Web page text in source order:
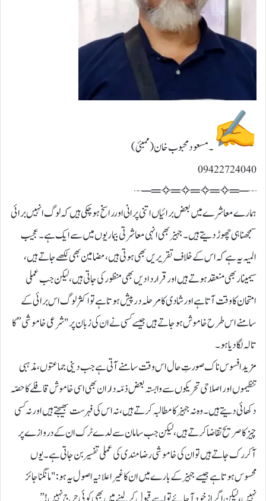
۔مسعود محبوب خان (ممبئی)
09422724040
┄─═✧═✧═✧═✧═─┄
ہمارے معاشرے میں بعض برائیاں اتنی پرانی اور راسخ ہوچکی ہیں کہ لوگ انہیں برائی
سمجھنا ہی چھوڑ دیتے ہیں۔ جہیز بھی انہی معاشرتی بیماریوں میں سے ایک ہے۔ عجیب
المیہ یہ ہے کہ اس کے خلاف تقریریں بھی ہوتی ہیں، مضامین بھی لکھے جاتے ہیں،
سیمینار بھی منعقد ہوتے ہیں اور قراردادیں بھی منظور کی جاتی ہیں، لیکن جب عملی
امتحان کا وقت آتا ہے اور شادی کا مرحلہ درپیش ہوتا ہے تو اکثر لوگ اس برائی کے
سامنے اس طرح خاموش ہوجاتے ہیں جیسے کسی نے ان کی زبان پر "شرعی خاموشی” کا
تالہ لگا دیا ہو۔
مزید افسوس ناک صورتِ حال اس وقت سامنے آتی ہے جب دینی جماعتوں، مذہبی
تنظیموں اور اصلاحی تحریکوں سے وابستہ بعض ذمّہ داران بھی اسی خاموش قافلے کا حصّہ
دکھائی دیتے ہیں۔ وہ نہ جہیز کا مطالبہ کرتے ہیں، نہ اس کی فہرست بھیجتے ہیں اور نہ کسی
چیز کا صریح تقاضا کرتے ہیں، لیکن جب سامان سے لدے ٹرک ان کے دروازے پر
آکر رک جاتے ہیں تو ان کی خاموشی رضامندی کی عملی تفسیر بن جاتی ہے۔ یوں
محسوس ہوتا ہے جیسے جہیز کے بارے میں ان کا غیر اعلانیہ اصول یہ ہو: "مانگنا جائز